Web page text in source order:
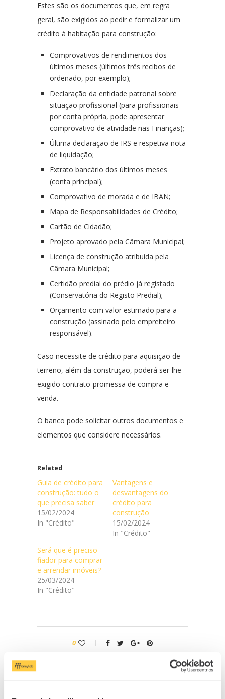
Estes são os documentos que, em regra
geral, são exigidos ao pedir e formalizar um
crédito à habitação para construção:
Comprovativos de rendimentos dos
últimos meses (últimos três recibos de
ordenado, por exemplo);
Declaração da entidade patronal sobre
situação profissional (para profissionais
por conta própria, pode apresentar
comprovativo de atividade nas Finanças);
Última declaração de IRS e respetiva nota
de liquidação;
Extrato bancário dos últimos meses
(conta principal);
Comprovativo de morada e de IBAN;
Mapa de Responsabilidades de Crédito;
Cartão de Cidadão;
Projeto aprovado pela Câmara Municipal;
Licença de construção atribuída pela
Câmara Municipal;
Certidão predial do prédio já registado
(Conservatória do Registo Predial);
Orçamento com valor estimado para a
construção (assinado pelo empreiteiro
responsável).
Caso necessite de crédito para aquisição de
terreno, além da construção, poderá ser-lhe
exigido contrato-promessa de compra e
venda.
O banco pode solicitar outros documentos e
elementos que considere necessários.
Related
Guia de crédito para
construção: tudo o
que precisa saber
15/02/2024
In "Crédito"
Vantagens e
desvantagens do
crédito para
construção
15/02/2024
In "Crédito"
Será que é preciso
fiador para comprar
e arrendar imóveis?
25/03/2024
In "Crédito"
0
Vantagens e desvantagens do crédito